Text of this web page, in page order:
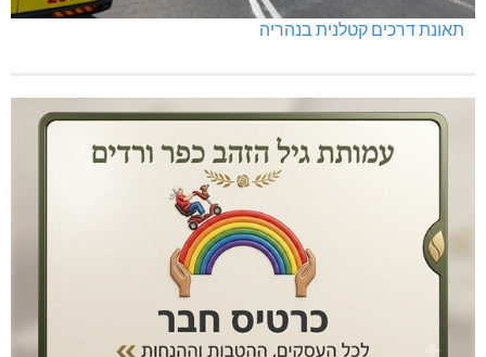
תאונת דרכים קטלנית בנהריה